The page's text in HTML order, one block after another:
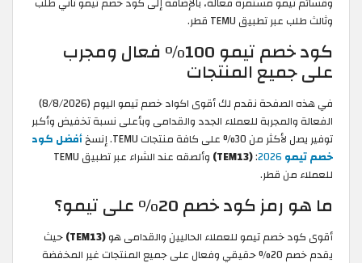
وثالث طلب عبر تطبيق TEMU قطر.
كود خصم تيمو 100% فعال ومجرب
على جميع المنتجات
في هذه الصفحة نقدم لك أقوى اكواد خصم تيمو اليوم (8/8/2026)
الفعالة والمجربة للعملاء الجدد والقدامى وبأعلى نسبة تخفيض وأكبر
توفير يصل لأكثر من 30% على كافة منتجات TEMU. إنسخ
أفضل كود
خصم تيمو
:
(TEM13)
وألصقه عند الشراء عبر تطبيق TEMU
للعملاء من قطر.
ما هو رمز كود خصم 20% على تيمو؟
أقوى كود خصم تيمو للعملاء الحاليين والقدامى هو(TEM13)
حيث
يقدم خصم 20% حقيقي وفعال على جميع المنتجات غير المخفضة